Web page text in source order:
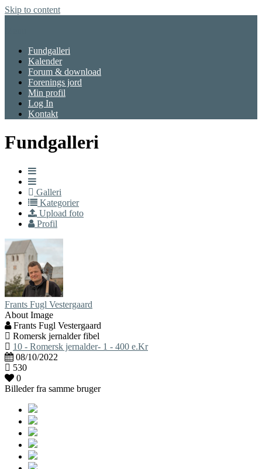
Skip to content
Fundgalleri
Kalender
Forum & download
Forenings jord
Min profil
Log In
Kontakt
Fundgalleri
Galleri
Kategorier
Upload foto
Profil
Frants Fugl Vestergaard
About Image
Frants Fugl Vestergaard
Romersk jernalder fibel
10 - Romersk jernalder- 1 - 400 e.Kr
08/10/2022
530
0
Billeder fra samme bruger